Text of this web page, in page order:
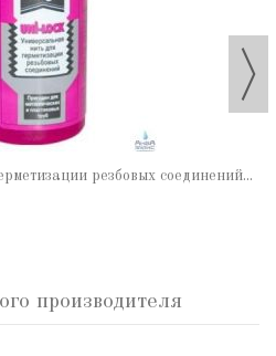
резбовых соединений...
производителя